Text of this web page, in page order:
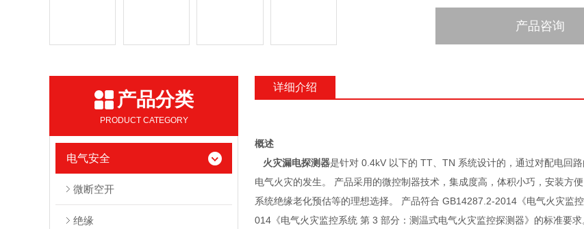
产品咨询
产品分类
PRODUCT CATEGORY
电气安全
微断空开
绝缘
详细介绍
概述
火灾漏电探测器是针对 0.4kV 以下的 TT、TN 系统设计的，通过对配电回
电气火灾的发生。 产品采用的微控制器技术，集成度高，体积小巧，安装方
系统绝缘老化预估等的理想选择。 产品符合 GB14287.2-2014《电气火灾监
014《电气火灾监控系统 第 3 部分：测温式电气火灾监控探测器》的标准要求